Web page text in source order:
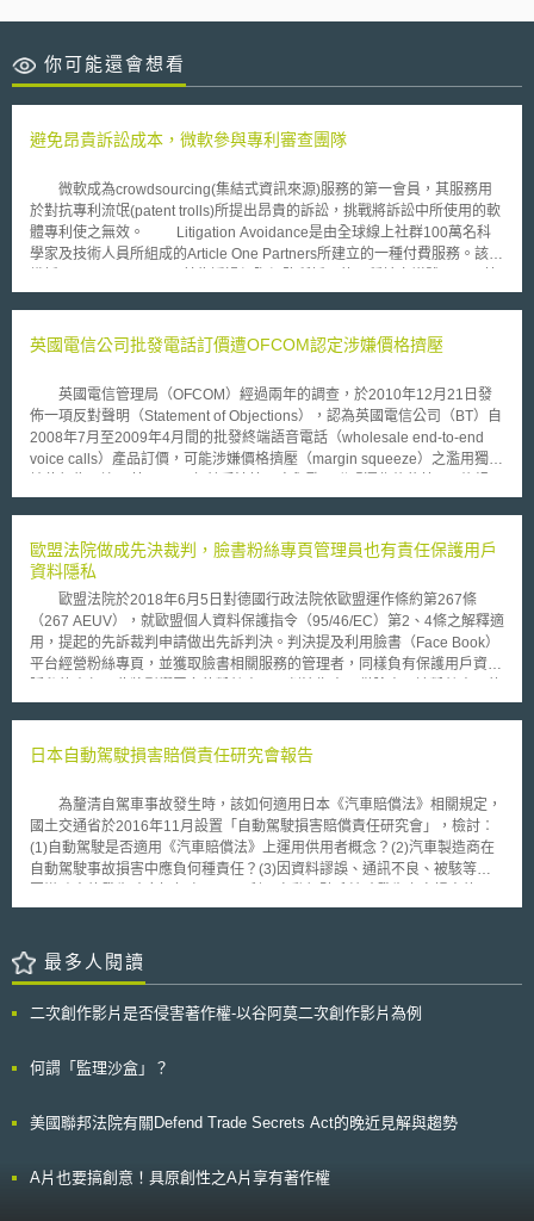
你可能還會想看
避免昂貴訴訟成本，微軟參與專利審查團隊
微軟成為crowdsourcing(集結式資訊來源)服務的第一會員，其服務用
於對抗專利流氓(patent trolls)所提出昂貴的訴訟，挑戰將訴訟中所使用的軟
體專利使之無效。 Litigation Avoidance是由全球線上社群100萬名科
學家及技術人員所組成的Article One Partners所建立的一種付費服務。該組
由找出前案或先前揭露資料中證明專利無效之證據。而Article One所取得的
格。 根據Article One指出，Litigation Avoidance主要針對的目標是專
求權利金或授權金。 受到專利流氓提出訴訟的微軟指出，Litigation
Avoidance服務將是應訴前調查專利品質的另一種工具。微軟首要專利律師
Bart Eppenauer說明，”使用Litigation Avoidance服務其目的為降低風險及
降低潛在的訴訟成本”。 Article One試圖解決問題之一，為
crowdsourcing技術可於數周內得到專利評估結果，可取代需花費數月或數
英國電信公司批發電話訂價遭OFCOM認定涉嫌價格擠壓
英國電信管理局（OFCOM）經過兩年的調查，於2010年12月21日發
佈一項反對聲明（Statement of Objections），認為英國電信公司（BT）自
2008年7月至2009年4月間的批發終端語音電話（wholesale end-to-end
voice calls）產品訂價，可能涉嫌價格擠壓（margin squeeze）之濫用獨占
定。 本案係由THUS與Gamma Telecom兩家公司向OFCOM提出檢
零售客戶。檢舉人指稱，由於BT的訂價低於成本，並意圖消滅或削弱市場
競爭，將迫使部份提供載具預選（Carrier Pre-Selection）服務的業者退出
市場。 在OFCOM作成最終決定前，BT仍可在十二週內以書面或口頭表
示意見；BT的發言人則反駁了此項指控，並表示將充分參與OFCOM的調
查。然而，如BT經確認違反競爭法，將可能遭OFCOM處以批發電話業務年
收入百分之十的罰款。據分析師表示，罰款金額可能達數千萬英鎊。
歐盟法院做成先決裁判，臉書粉絲專頁管理員也有責任保護用戶
資料隱私
歐盟法院於2018年6月5日對德國行政法院依歐盟運作條約第267條
（267 AEUV），就歐盟個人資料保護指令（95/46/EC）第2、4條之解釋適
用，提起的先訴裁判申請做出先訴判決。判決提及利用臉書（Face Book）
平台經營粉絲專頁，並獲取臉書相關服務的管理者，同樣負有保護用戶資料
管理員都有保護訪客資料安全的責任。 由於臉書粉絲專業的經營者，
現，因此主張資料處理的責任應該在於臉書身上，處罰對象也應該是臉書。
controller）應負相關責任並無疑問，但歐盟地區粉絲專業的管理者，應該
和臉書一樣，作為資料處理的共同責任者。蓋管理者係運用臉書提供的設定
參數，將粉絲專頁的近用者資料蒐集處理，應該負共同責任。因此歐盟法院
判決，利用臉書平台經營粉絲專頁，並獲取臉書相關服務的管理者
（administrator），並不能免於個資保護法律的法遵義務。 另外依據德
機，審查公共機構粉絲頁面的合法性與是否遵守法律規定，並在必要時說服
Facebook調整資料保護。
日本自動駕駛損害賠償責任研究會報告
為釐清自駕車事故發生時，該如何適用日本《汽車賠償法》相關規定，
國土交通省於2016年11月設置「自動駕駛損害賠償責任研究會」，檢討︰
(1)自動駕駛是否適用《汽車賠償法》上運用供用者概念？(2)汽車製造商在
自動駕駛事故損害中應負何種責任？(3)因資料謬誤、通訊不良、被駭等原
是否屬於《汽車賠償法》保護範圍等議題，並於2018年3月公布研究報告。
具有支配行駛地位及行駛利益者負損害賠償責任，故自駕車製造商或因系統
被駭導致失去以及支配行駛之地位及行駛利益者，不負運行供用者責任。此
之被害者，以及迅速使被害者得到救濟觀之，自動駕駛系統下之自損事故，
最多人閱讀
二次創作影片是否侵害著作權-以谷阿莫二次創作影片為例
何謂「監理沙盒」？
美國聯邦法院有關Defend Trade Secrets Act的晚近見解與趨勢
A片也要搞創意！具原創性之A片享有著作權